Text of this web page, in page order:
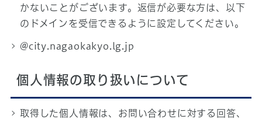
かないことがございます。返信が必要な方は、以下
のドメインを受信できるように設定してください。
@city.nagaokakyo.lg.jp
個人情報の取り扱いについて
取得した個人情報は、お問い合わせに対する回答、